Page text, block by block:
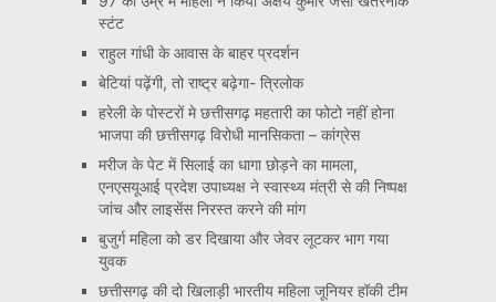
स्टंट
राहुल गांधी के आवास के बाहर प्रदर्शन
बेटियां पढ़ेंगी, तो राष्ट्र बढ़ेगा- त्रिलोक
हरेली के पोस्टरों मे छत्तीसगढ़ महतारी का फोटो नहीं होना
भाजपा की छत्तीसगढ़ विरोधी मानसिकता – कांग्रेस
मरीज के पेट में सिलाई का धागा छोड़ने का मामला,
एनएसयूआई प्रदेश उपाध्यक्ष ने स्वास्थ्य मंत्री से की निष्पक्ष
जांच और लाइसेंस निरस्त करने की मांग
बुजुर्ग महिला को डर दिखाया और जेवर लूटकर भाग गया
युवक
छत्तीसगढ़ की दो खिलाड़ी भारतीय महिला जूनियर हॉकी टीम